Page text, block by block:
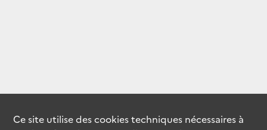
Ce site utilise descookiestechniques nécessaires à